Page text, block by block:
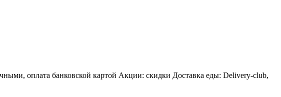
оплата банковской картой Акции: скидки Доставка еды: Delivery-club,